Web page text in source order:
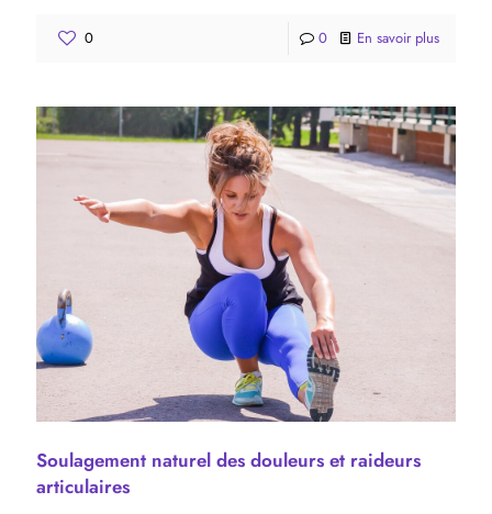
0 0 En savoir plus
Soulagement naturel des douleurs et raideurs
articulaires